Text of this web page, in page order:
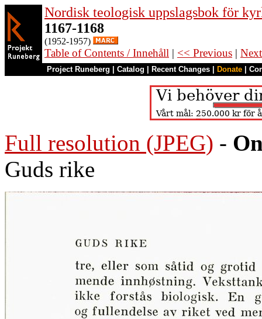
Nordisk teologisk uppslagsbok för
1167-1168
(1952-1957)
Table of Contents / Innehåll | << Previous |
Project Runeberg Catalog Recent Changes Donate
Full resolution (JPEG) -
Guds rike